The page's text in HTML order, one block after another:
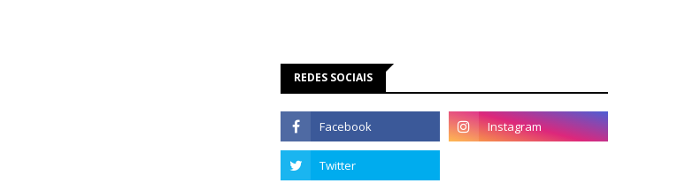
REDES SOCIAIS